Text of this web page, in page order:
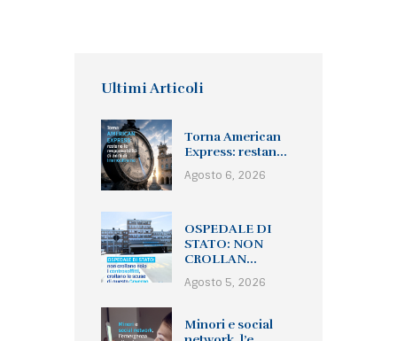
Ultimi Articoli
Torna American
Express: restan...
Agosto 6, 2026
OSPEDALE DI
STATO: NON
CROLLAN...
Agosto 5, 2026
Minori e social